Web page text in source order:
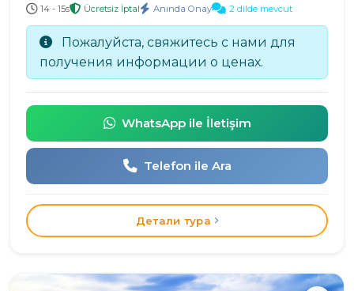
14 - 15s Ücretsiz İptal Anında Onay 2 dilde mevcut
Пожалуйста, свяжитесь с нами для
получения информации о ценах.
WhatsApp ile İletişim
Telefon ile Ara
Детали тура